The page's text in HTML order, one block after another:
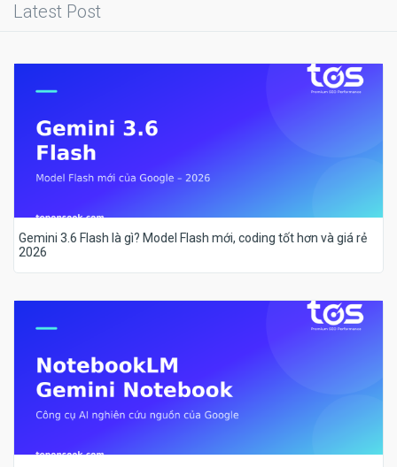
Latest Post
Gemini 3.6 Flash là gì? Model Flash mới, coding tốt hơn và giá rẻ
2026